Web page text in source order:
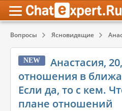
Вопросы Ясновидящие
NEW
Анастасия,
отношения в
Если да, то с кем.
плане отношений
Психология
Эзотерика
Красота, Здоровье
Психология
Эзотерика
Красота, Здоровье
Обратная связь
Служба поддержки
Правила сервиса